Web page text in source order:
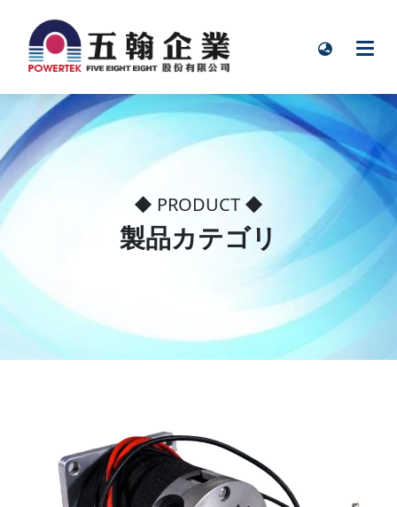
◆ PRODUCT ◆
製品カテゴリ